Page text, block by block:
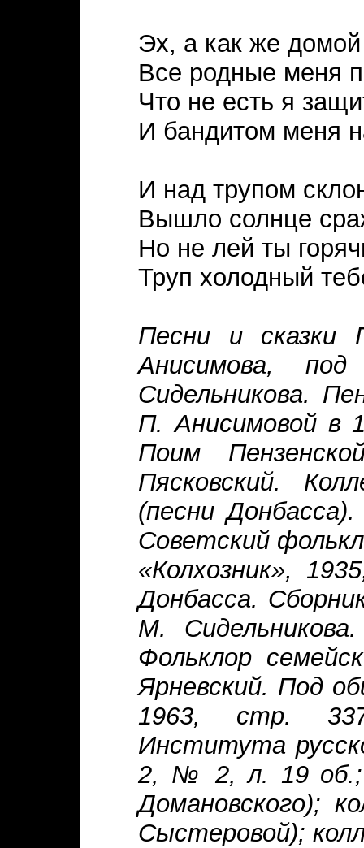
Эх, а как же
Все родные меня
Что не есть я
И бандитом меня
И над трупом
Вышло солнце
Но не лей ты
Труп холодный
Песни и сказки
Анисимова,
Сидельникова.
П. Анисимовой в
Поим
Пясковский.
(песни
Советский
«Колхозник»,
Донбасса.
М.
Фольклор
Ярневский. Под
1963, стр.
Института
2, № 2, л. 19
Домановского);
Сыстеровой);